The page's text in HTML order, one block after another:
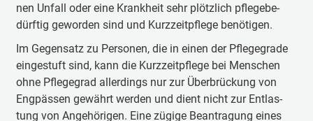
nen Un­fall oder ei­ne Krank­heit sehr plötz­lich pfle­ge­be­
dürf­tig ge­wor­den sind und Kurz­zeit­pfle­ge be­nö­tigen.
Im Ge­gen­satz zu Per­so­nen, die in ei­nen der Pfle­ge­gra­de
ein­ge­stuft sind, kann die Kurz­zeit­pfle­ge bei Men­schen
ohne Pfle­ge­grad al­ler­dings nur zur Über­brü­ckung von
Eng­päs­sen ge­währt wer­den und dient nicht zur Ent­las­
tung von An­ge­hö­ri­gen. Ei­ne zü­gi­ge Be­an­tra­gung ei­nes